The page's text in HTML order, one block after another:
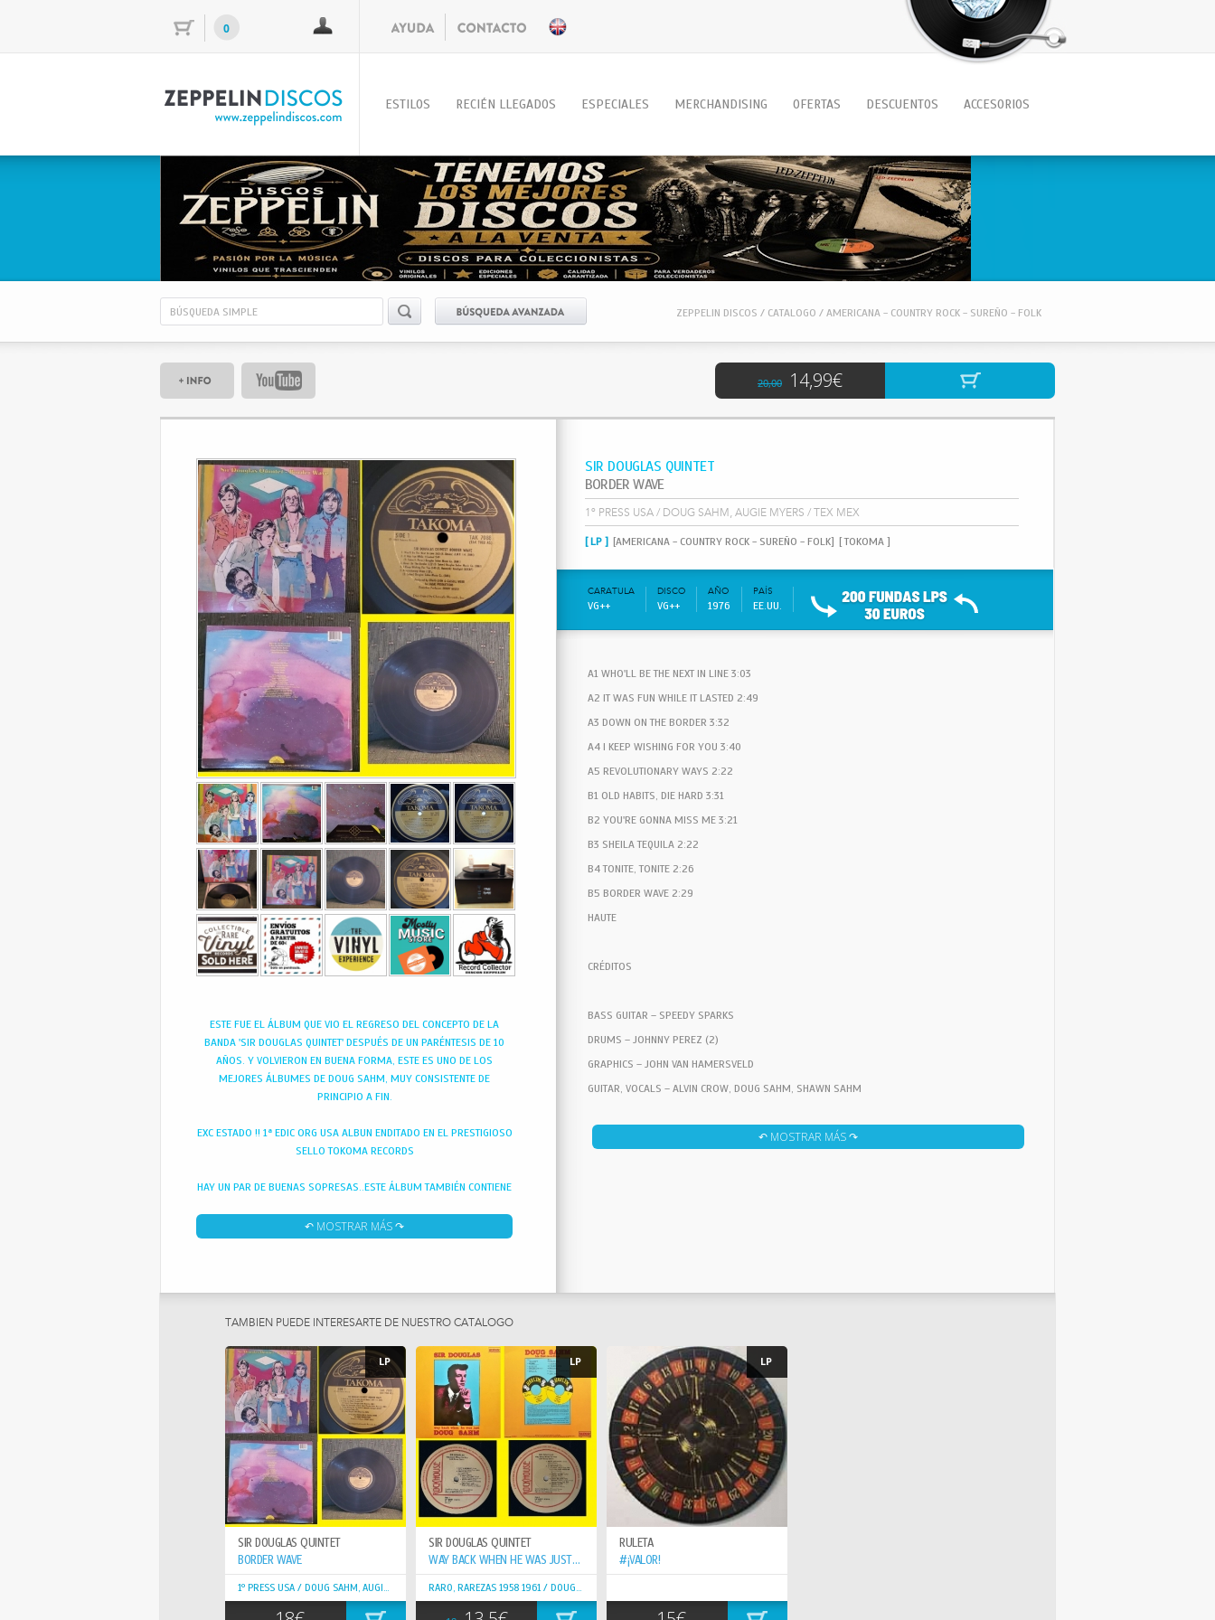
0
ESTILOS RECIÉN LLEGADOS ESPECIALES MERCHANDISING OFERTAS DESCUENTOS ACCESORIOS
ZEPPELIN DISCOS / CATALOGO / AMERICANA - COUNTRY ROCK - SUREÑO - FOLK
20,00 14,99€
ESTE FUE EL ÁLBUM QUE VIO EL REGRESO DEL CONCEPTO DE LA
BANDA 'SIR DOUGLAS QUINTET' DESPUÉS DE UN PARÉNTESIS DE 10
AÑOS. Y VOLVIERON EN BUENA FORMA, ESTE ES UNO DE LOS
MEJORES ÁLBUMES DE DOUG SAHM, MUY CONSISTENTE DE
PRINCIPIO A FIN.
EXC ESTADO !! 1ª EDIC ORG USA ALBUN ENDITADO EN EL PRESTIGIOSO
SELLO TOKOMA RECORDS
HAY UN PAR DE BUENAS SOPRESAS..ESTE ÁLBUM TAMBIÉN CONTIENE
IN LINE' Y ROKY ERICKSON (13TH FLOOR ELEVATORS) ''YOU'RE GONNA
MISS ME'.
SIR DOUGLAS QUINTET SON UNA DE ESAS BANDAS FUNDAMENTALES
POR SUPUESTO YA SON DE CULTO EN LA HISTORIA DE LA MUSICA
AMERICAN FRONTERIZA Y TODOS SUS ALBUNES SON SIEMPRE
BUSCADOS Y CADIA DIA MAS COMPLICADOS DE DAR CON ELLOS.
PRECIOSA Y SOLISA 1ª EDICION ORIGINAL USA.EN ESTADO
PRACTICAENTE IMPECABLE
SON CAPACES DE HACERLO TODO Y SE MUEVEN PERFECTAMENTE EN
ESTILOS COMO COUNTRY ROCK, BLUES ROCK, SOUTHERN ROCK, ROCK
& ROLLL ..LOS MUSICOS SUENAN DE MARAVILLA..COMO UNA
SUPERBANDA DE VERDAD.. A DESTACAR AUGIE MEYERS EN LOS
TECLADOS Y ORGANO
EL INCONMENSURABLE DOUH SAHM, TEJANO DE NACIMIENTO,
TEXICANO DE CORAZÓN Y SANFRASCISCANO DE ADOPCIÓN, TENÍA
↶ MOSTRAR MÁS ↷
SIR DOUGLAS QUINTET
BORDER WAVE
1º PRESS USA / DOUG SAHM, AUGIE MYERS / TEX MEX
[ LP ] [AMERICANA - COUNTRY ROCK - SUREÑO - FOLK] [ TOKOMA ]
CARATULA
VG++
DISCO
VG++
AÑO
1976
PAÍS
EE.UU.
A1 WHO'LL BE THE NEXT IN LINE 3:03
A2 IT WAS FUN WHILE IT LASTED 2:49
A3 DOWN ON THE BORDER 3:32
A4 I KEEP WISHING FOR YOU 3:40
A5 REVOLUTIONARY WAYS 2:22
B1 OLD HABITS, DIE HARD 3:31
B2 YOU'RE GONNA MISS ME 3:21
B3 SHEILA TEQUILA 2:22
B4 TONITE, TONITE 2:26
B5 BORDER WAVE 2:29
HAUTE
CRÉDITOS
BASS GUITAR – SPEEDY SPARKS
DRUMS – JOHNNY PEREZ (2)
GRAPHICS – JOHN VAN HAMERSVELD
GUITAR, VOCALS – ALVIN CROW, DOUG SAHM, SHAWN SAHM
↶ MOSTRAR MÁS ↷
TAMBIEN PUEDE INTERESARTE DE NUESTRO CATÁLOGO
LP
SIR DOUGLAS QUINTET
BORDER WAVE
1º PRESS USA / DOUG SAHM, AUGIE MYERS / TEX MEX ! TOP COPY !
LP
SIR DOUGLAS QUINTET
WAY BACK WHEN HE WAS JUST DOUG SAHM
RARO, RAREZAS 1958 1961 / DOUG SAHM
LP
RULETA
#¡VALOR!